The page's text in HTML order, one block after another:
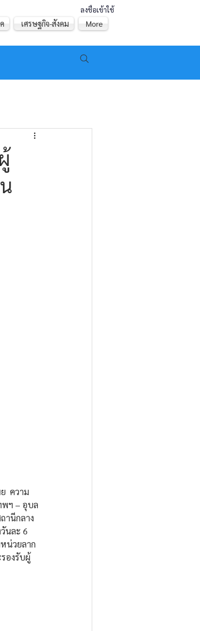
ลงชื่อเข้าใช้
เศรษฐกิจ-สังคม More
ความ
พฯ – อุบล
านีกลาง
นละ 6
น่วยลาก
องรับผู้